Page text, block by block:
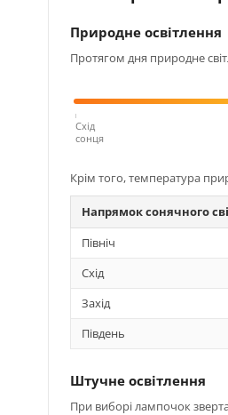
Природне освітлення
Протягом дня природне
Схід
сонця
Крім того, температура
Напрямок сонячного
Північ
Схід
Захід
Південь
Штучне освітлення
При виборі лампочок